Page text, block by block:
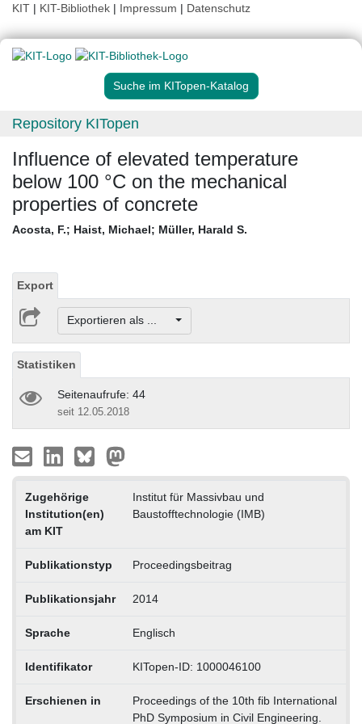
KIT | KIT-Bibliothek | Impressum | Datenschutz
Suche im KITopen-Katalog
Repository KITopen
Influence of elevated temperature
below 100 °C on the mechanical
properties of concrete
Acosta, F.; Haist, Michael; Müller, Harald S.
Export
Exportieren als ...
Statistiken
Seitenaufrufe: 44
seit 12.05.2018
Zugehörige
Institution(en)
am KIT
Institut für Massivbau und
Baustofftechnologie (IMB)
Publikationstyp Proceedingsbeitrag
Publikationsjahr 2014
Sprache Englisch
Identifikator KITopen-ID: 1000046100
Erschienen in
Proceedings of the 10th fib International
PhD Symposium in Civil Engineering.